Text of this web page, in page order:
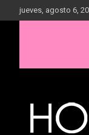
Saltar
al
jueves, agosto 6,